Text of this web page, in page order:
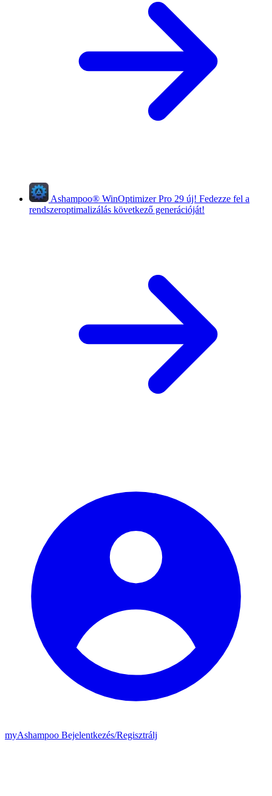
Ashampoo® WinOptimizer Pro 29 új! Fedezze fel a
rendszeroptimalizálás következő generációját!
myAshampoo Bejelentkezés/Regisztrálj